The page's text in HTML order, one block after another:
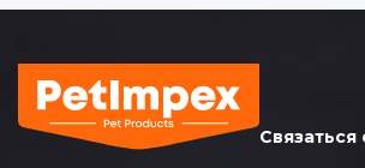
высококачественных
отбираются с особым вниманием
полезным свойствам. Лакомства
Связаться